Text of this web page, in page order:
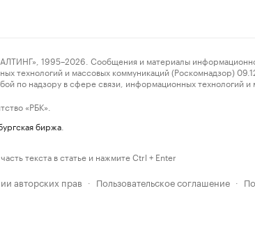
1995–2026. Сообщения и материалы
технологий и массовых коммуникаций (Роскомнадзор)
по надзору в сфере связи, информационных
«РБК».
биржа
текста в статье и нажмите Ctrl + Enter
авторских прав · Пользовательское соглашение ·